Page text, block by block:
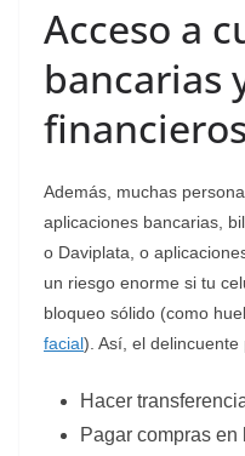
Acceso a
bancarias
financieros
Además, muchas
aplicaciones bancarias,
o Daviplata, o
un riesgo enorme si tu
bloqueo sólido (como
facial). Así, el delincuente
Hacer
Pagar compras en